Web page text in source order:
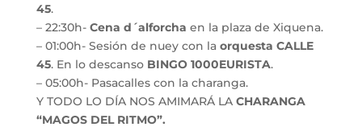
45.
– 22:30h- Cena d´alforcha en la plaza de Xiquena.
– 01:00h- Sesión de nuey con la orquesta CALLE
45. En lo descanso BINGO 1000EURISTA.
– 05:00h- Pasacalles con la charanga.
Y TODO LO DÍA NOS AMIMARÁ LA CHARANGA
“MAGOS DEL RITMO”.